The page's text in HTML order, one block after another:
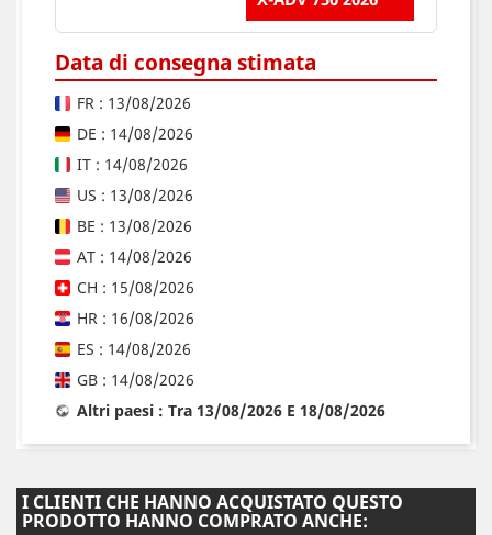
Data di consegna stimata
FR : 13/08/2026
DE : 14/08/2026
IT : 14/08/2026
US : 13/08/2026
BE : 13/08/2026
AT : 14/08/2026
CH : 15/08/2026
HR : 16/08/2026
ES : 14/08/2026
GB : 14/08/2026
Altri paesi : Tra 13/08/2026 E 18/08/2026
I CLIENTI CHE HANNO ACQUISTATO QUESTO
PRODOTTO HANNO COMPRATO ANCHE: